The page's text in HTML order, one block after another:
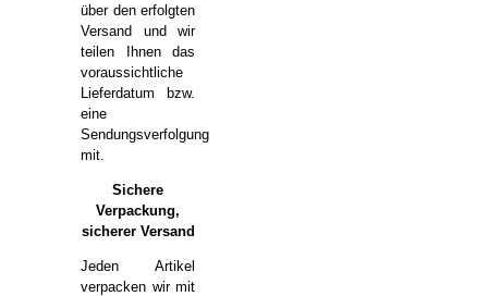
über den erfolgten
Versand und wir
teilen Ihnen das
voraussichtliche
Lieferdatum bzw.
eine
Sendungsverfolgung
mit.
Sichere
Verpackung,
sicherer Versand
Jeden Artikel
verpacken wir mit